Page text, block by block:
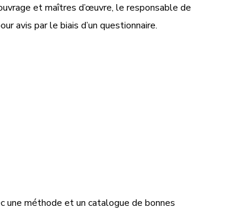
et maîtres d’œuvre, le responsable de
avis par le biais d’un questionnaire.
une méthode et un catalogue de bonnes